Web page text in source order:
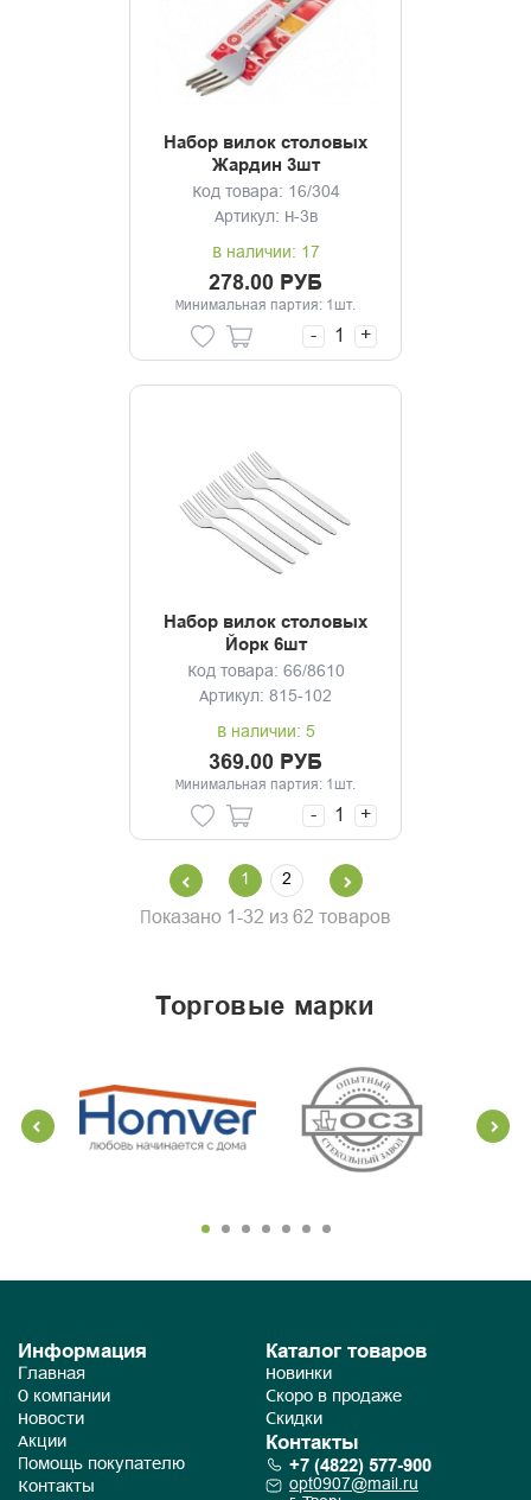
Набор вилок столовых
Жардин 3шт
Код товара: 16/304
Артикул: Н-3в
В наличии: 17
278.00 РУБ
Минимальная партия: 1шт.
- +
Набор вилок столовых
Йорк 6шт
Код товара: 66/8610
Артикул: 815-102
В наличии: 5
369.00 РУБ
Минимальная партия: 1шт.
- +
1 2
Показано 1-32 из 62 товаров
торговые марки
Информация
Главная
О компании
Новости
Акции
Помощь покупателю
Контакты
Каталог товаров
Новинки
Скоро в продаже
Скидки
Контакты
+7 (4822) 577-900
opt0907@mail.ru